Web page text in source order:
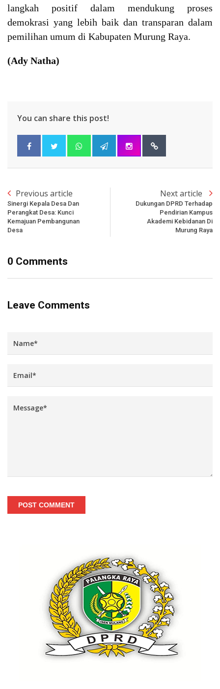
langkah positif dalam mendukung proses
demokrasi yang lebih baik dan transparan dalam
pemilihan umum di Kabupaten Murung Raya.
(Ady Natha)
You can share this post!
Previous article
Sinergi Kepala Desa Dan
Perangkat Desa: Kunci
Kemajuan Pembangunan
Desa
Next article
Dukungan DPRD Terhadap
Pendirian Kampus
Akademi Kebidanan Di
Murung Raya
0 Comments
Leave Comments
POST COMMENT